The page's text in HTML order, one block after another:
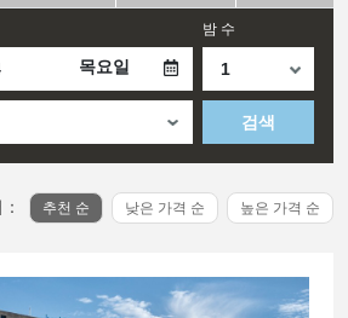
목요일
밤 수
검색
추천 순 낮은 가격 순 높은 가격 순